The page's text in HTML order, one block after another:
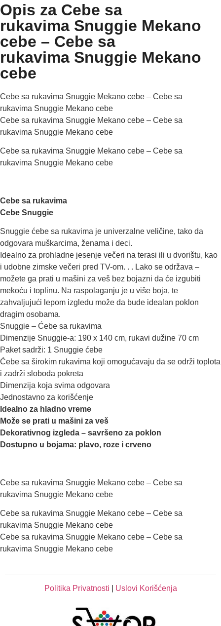
Opis za Cebe sa
rukavima Snuggie Mekano
cebe – Cebe sa
rukavima Snuggie Mekano
cebe
Cebe sa rukavima Snuggie Mekano cebe – Cebe sa
rukavima Snuggie Mekano cebe
Cebe sa rukavima Snuggie Mekano cebe – Cebe sa
rukavima Snuggie Mekano cebe
Cebe sa rukavima Snuggie Mekano cebe – Cebe sa
rukavima Snuggie Mekano cebe
Cebe sa rukavima
Cebe Snuggie
Snuggie ćebe sa rukavima je univerzalne veličine, tako da
odgovara muškarcima, ženama i deci.
Idealno za prohladne jesenje večeri na terasi ili u dvorištu, kao
i udobne zimske večeri pred TV-om. . . Lako se održava –
možete ga prati u mašini za veš bez bojazni da će izgubiti
mekoću i toplinu. Na raspolaganju je u više boja, te
zahvaljujući lepom izgledu može da bude idealan poklon
dragim osobama.
Snuggie – Ćebe sa rukavima
Dimenzije Snuggie-a: 190 x 140 cm, rukavi dužine 70 cm
Paket sadrži: 1 Snuggie ćebe
Ćebe sa širokim rukavima koji omogućavaju da se održi toplota
i zadrži sloboda pokreta
Dimenzija koja svima odgovara
Jednostavno za korišćenje
Idealno za hladno vreme
Može se prati u mašini za veš
Dekorativnog izgleda – savršeno za poklon
Dostupno u bojama: plavo, roze i crveno
Cebe sa rukavima Snuggie Mekano cebe – Cebe sa
rukavima Snuggie Mekano cebe
Cebe sa rukavima Snuggie Mekano cebe – Cebe sa
rukavima Snuggie Mekano cebe
Cebe sa rukavima Snuggie Mekano cebe – Cebe sa
rukavima Snuggie Mekano cebe
Politika Privatnosti Uslovi Korišćenja